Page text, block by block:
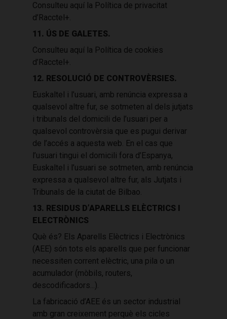
Consulteu aquí la Política de privacitat
d’Racctel+.
11. ÚS DE GALETES.
Consulteu aquí la Política de cookies
d’Racctel+.
12. RESOLUCIÓ DE CONTROVÈRSIES.
Euskaltel i l’usuari, amb renúncia expressa a
qualsevol altre fur, se sotmeten al dels jutjats
i tribunals del domicili de l’usuari per a
qualsevol controvèrsia que es pugui derivar
de l’accés a aquesta web. En el cas que
l’usuari tingui el domicili fora d’Espanya,
Euskaltel i l’usuari se sotmeten, amb renúncia
expressa a qualsevol altre fur, als Jutjats i
Tribunals de la ciutat de Bilbao.
13. RESIDUS D’APARELLS ELÈCTRICS I
ELECTRÒNICS
Què és? Els Aparells Elèctrics i Electrònics
(AEE) són tots els aparells que per funcionar
necessiten corrent elèctric, una pila o un
acumulador (mòbils, routers,
descodificadors...).
La fabricació d’AEE és un sector industrial
amb gran creixement perquè els cicles